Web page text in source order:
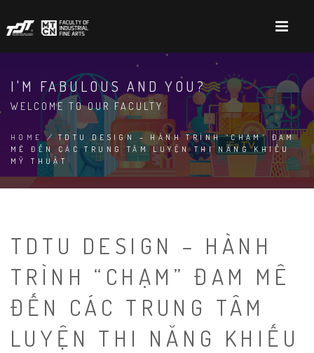
to
main
content
I'M FABULOUS AND YOU?
WELCOME TO OUR FACULTY
BREADCRUMB
HOME /TDTU DESIGN – HÀNH TRÌNH “CHẠM” ĐAM
MÊ ĐẾN CÁC TRUNG TÂM LUYỆN THI NĂNG KHIẾU
MỸ THUẬT
TDTU DESIGN – HÀNH
TRÌNH “CHẠM” ĐAM MÊ
ĐẾN CÁC TRUNG TÂM
LUYỆN THI NĂNG KHIẾU